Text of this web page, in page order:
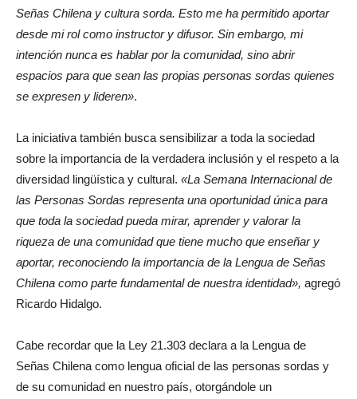
Señas Chilena y cultura sorda. Esto me ha permitido aportar
desde mi rol como instructor y difusor. Sin embargo, mi
intención nunca es hablar por la comunidad, sino abrir
espacios para que sean las propias personas sordas quienes
se expresen y lideren».
La iniciativa también busca sensibilizar a toda la sociedad
sobre la importancia de la verdadera inclusión y el respeto a la
diversidad lingüística y cultural. «La Semana Internacional de
las Personas Sordas representa una oportunidad única para
que toda la sociedad pueda mirar, aprender y valorar la
riqueza de una comunidad que tiene mucho que enseñar y
aportar, reconociendo la importancia de la Lengua de Señas
Chilena como parte fundamental de nuestra identidad», agregó
Ricardo Hidalgo.
Cabe recordar que la Ley 21.303 declara a la Lengua de
Señas Chilena como lengua oficial de las personas sordas y
de su comunidad en nuestro país, otorgándole un